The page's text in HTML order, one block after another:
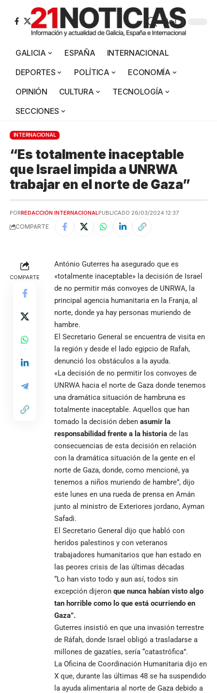
Aa
GALICIA ESPAÑA
INTERNACIONAL
DEPORTES
POLÍTICA
ECONOMÍA
OPINIÓN
CULTURA
TECNOLOGÍA
SECCIONES
INTERNACIONAL
“Es totalmente inaceptable
que Israel impida a UNRWA
trabajar en el norte de Gaza”
PORREDACCIÓN INTERNACIONALPUBLICADO 26/03/2024 12:37
COMPARTE
COMPARTE
António Guterres ha asegurado que es
«totalmente inaceptable» la decisión de Israel
de no permitir más convoyes de UNRWA, la
principal agencia humanitaria en la Franja, al
norte, donde ya hay personas muriendo de
hambre.
El Secretario General se encuentra de visita en
la región y desde el lado egipcio de Rafah,
denunció los obstáculos a la ayuda.
«La decisión de no permitir los convoyes de
UNRWA hacia el norte de Gaza donde tenemos
una dramática situación de hambruna es
totalmente inaceptable. Aquellos que han
tomado la decisión deben asumir la
responsabilidad frente a la historia de las
consecuencias de esta decisión en relación
con la dramática situación de la gente en el
norte de Gaza, donde, como mencioné, ya
tenemos a niños muriendo de hambre”, dijo
este lunes en una rueda de prensa en Amán
junto al ministro de Exteriores jordano, Ayman
Safadi.
El Secretario General dijo que habló con
heridos palestinos y con veteranos
trabajadores humanitarios que han estado en
las peores crisis de las últimas décadas
“Lo han visto todo y aun así, todos sin
excepción dijeron que nunca habían visto algo
tan horrible como lo que está ocurriendo en
Gaza”.
Guterres insistió en que una invasión terrestre
de Ráfah, donde Israel obligó a trasladarse a
millones de gazatíes, sería “catastrófica”.
La Oficina de Coordinación Humanitaria dijo en
X que, durante las últimas 48 se ha suspendido
la ayuda alimentaria al norte de Gaza debido a